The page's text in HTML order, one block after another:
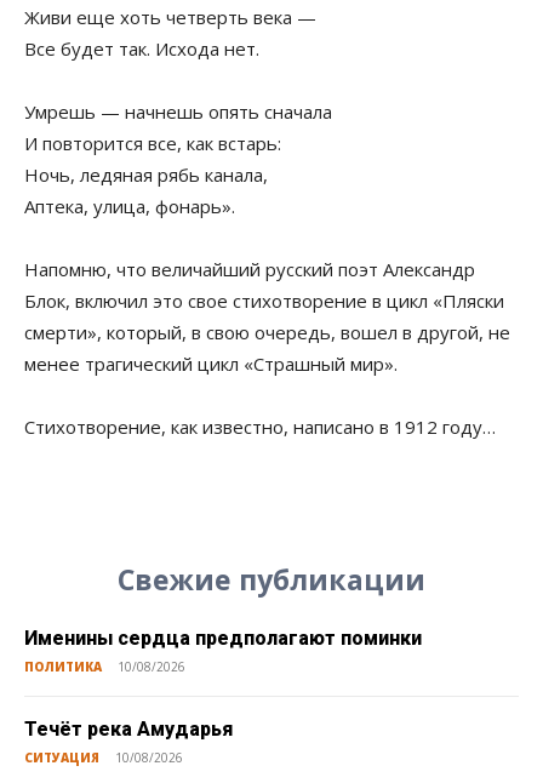
Живи еще хоть четверть века —
Все будет так. Исхода нет.
Умрешь — начнешь опять сначала
И повторится все, как встарь:
Ночь, ледяная рябь канала,
Аптека, улица, фонарь».
Напомню, что величайший русский поэт Александр
Блок, включил это свое стихотворение в цикл «Пляски
смерти», который, в свою очередь, вошел в другой, не
менее трагический цикл «Страшный мир».
Стихотворение, как известно, написано в 1912 году…
Свежие публикации
Именины сердца предполагают поминки
ПОЛИТИКА 10/08/2026
Течёт река Амударья
СИТУАЦИЯ 10/08/2026